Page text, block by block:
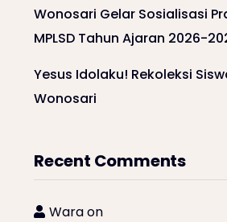
Wonosari Gelar Sosialisasi
MPLSD Tahun Ajaran 2026-
Yesus Idolaku! Rekoleksi
Wonosari
Recent Comments
Waraon